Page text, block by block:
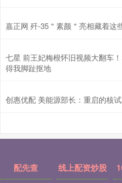
嘉正网 歼-35＂素颜＂亮相藏着这
七星 前王妃梅根怀旧视频大翻车
得我脚趾抠地
创惠优配 美能源部长：重启的核
配先查 线上配资炒股